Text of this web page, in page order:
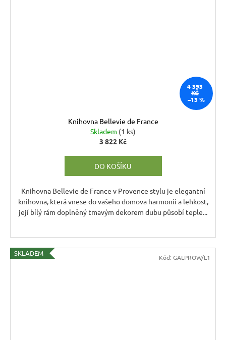
4 393
KČ
–13 %
Knihovna Bellevie de France
Skladem (1 ks)
3 822 Kč
DO KOŠÍKU
Knihovna Bellevie de France v Provence stylu je elegantní
knihovna, která vnese do vašeho domova harmonii a lehkost,
její bílý rám doplněný tmavým dekorem dubu působí teple...
SKLADEM Kód: GALPROW/L1